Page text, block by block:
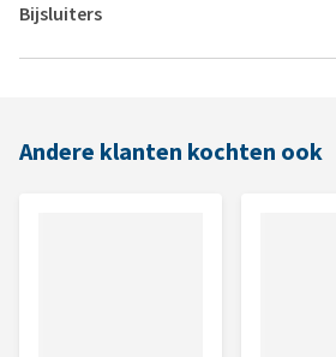
Bijsluiters
Andere klanten kochten ook